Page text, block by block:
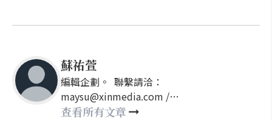
蘇祐萱
編輯企劃。 聯繫請洽：
maysu@xinmedia.com /
may860527@gmail.com
查看所有文章